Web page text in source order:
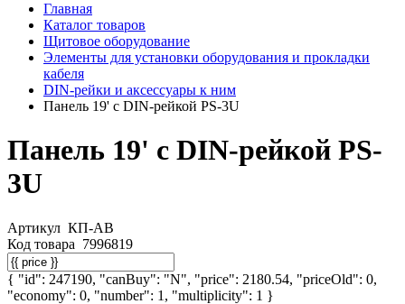
Главная
Каталог товаров
Щитовое оборудование
Элементы для установки оборудования и прокладки
кабеля
DIN-рейки и аксессуары к ним
Панель 19' с DIN-рейкой PS-3U
Панель 19' с DIN-рейкой PS-
3U
Артикул КП-АВ
Код товара 7996819
{ "id": 247190, "canBuy": "N", "price": 2180.54, "priceOld": 0,
"economy": 0, "number": 1, "multiplicity": 1 }